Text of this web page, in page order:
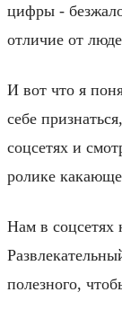
цифры -
отличие от
И вот что я
себе
соцсетях и
ролике
Нам в соцсетях
полезного,